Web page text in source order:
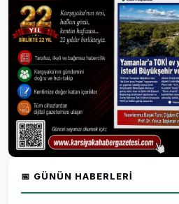
📅 GÜNÜN HABERLERI